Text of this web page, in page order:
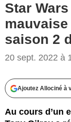
Star
saison 2
20 sept. 2022 à
Ajoutez Allociné à
Au cours d’un